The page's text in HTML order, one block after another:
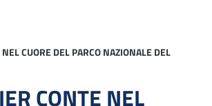
CUORE DEL PARCO NAZIONALE DEL
CONTE NEL